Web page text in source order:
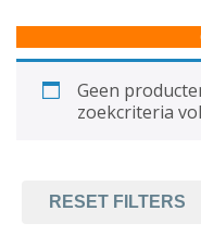
Geen
zoekcriteria
RESET FILTERS